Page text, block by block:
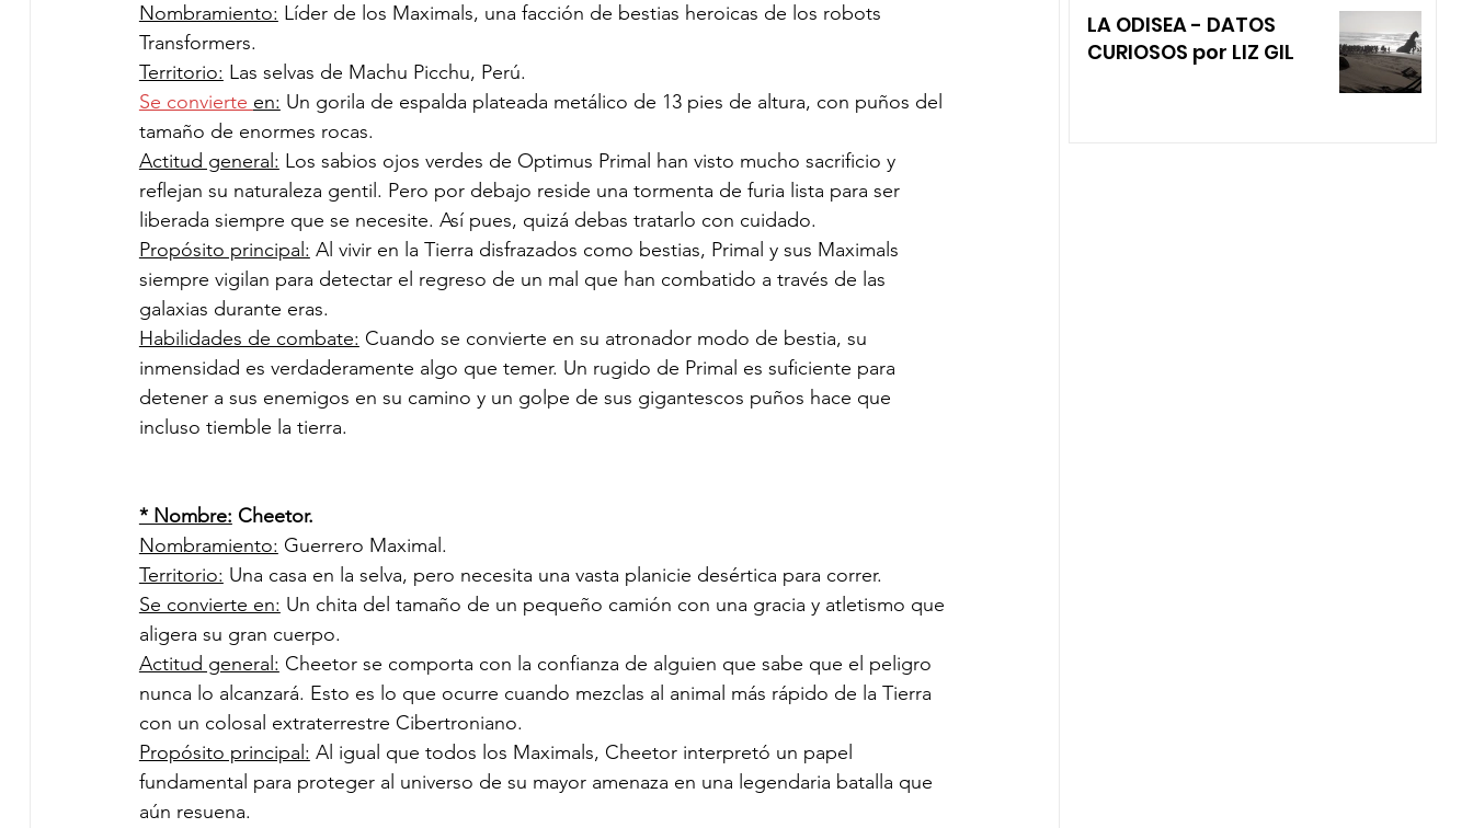
Nombramiento: Líder de los Maximals, una facción de bestias heroicas de los robots
Transformers.
Territorio: Las selvas de Machu Picchu, Perú.
Se convierte en: Un gorila de espalda plateada metálico de 13 pies de altura, con puños del
tamaño de enormes rocas.
Actitud general: Los sabios ojos verdes de Optimus Primal han visto mucho sacrificio y
reflejan su naturaleza gentil. Pero por debajo reside una tormenta de furia lista para ser
liberada siempre que se necesite. Así pues, quizá debas tratarlo con cuidado.
Propósito principal: Al vivir en la Tierra disfrazados como bestias, Primal y sus Maximals
siempre vigilan para detectar el regreso de un mal que han combatido a través de las
galaxias durante eras.
Habilidades de combate: Cuando se convierte en su atronador modo de bestia, su
inmensidad es verdaderamente algo que temer. Un rugido de Primal es suficiente para
detener a sus enemigos en su camino y un golpe de sus gigantescos puños hace que
incluso tiemble la tierra.
* Nombre: Cheetor.
Nombramiento: Guerrero Maximal.
Territorio: Una casa en la selva, pero necesita una vasta planicie desértica para correr.
Se convierte en: Un chita del tamaño de un pequeño camión con una gracia y atletismo que
aligera su gran cuerpo.
Actitud general: Cheetor se comporta con la confianza de alguien que sabe que el peligro
nunca lo alcanzará. Esto es lo que ocurre cuando mezclas al animal más rápido de la Tierra
con un colosal extraterrestre Cibertroniano.
Propósito principal: Al igual que todos los Maximals, Cheetor interpretó un papel
fundamental para proteger al universo de su mayor amenaza en una legendaria batalla que
aún resuena.
LA ODISEA - DATOS
CURIOSOS por LIZ GIL